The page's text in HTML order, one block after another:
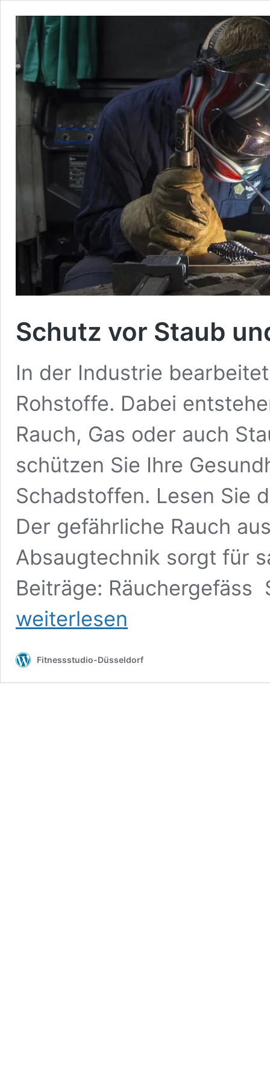
Schutz vor Staub
In der Industrie
Rohstoffe. Dabei
Rauch, Gas oder auch
schützen Sie Ihre
Schadstoffen. Lesen Sie
Der gefährliche Rauch
Absaugtechnik sorgt für
Beiträge:
weiterlesen
Fitnessstudio-Düsseldorf